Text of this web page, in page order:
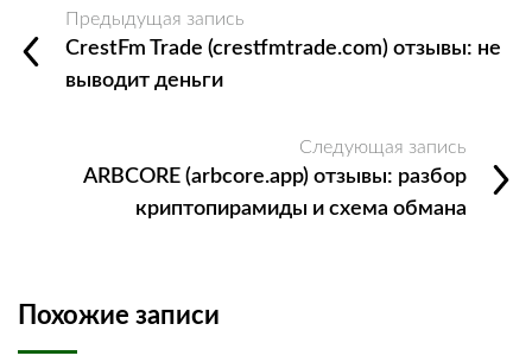
Предыдущая запись
CrestFm Trade (crestfmtrade.com) отзывы: не
выводит деньги
Следующая запись
ARBCORE (arbcore.app) отзывы: разбор
криптопирамиды и схема обмана
Похожие записи